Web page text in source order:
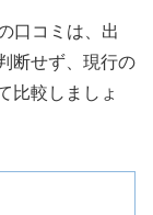
口コミは、出
断せず、現行の
比較しましょ